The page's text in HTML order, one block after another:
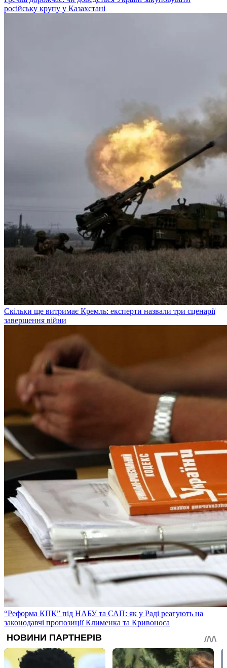
російську крупу у Казахстані
Скільки ще витримає Кремль: експерти назвали три сценарії
завершення війни
“Реформа КПК” під НАБУ та САП: як у Раді реагують на
законодавчі пропозиції Клименка та Кривоноса